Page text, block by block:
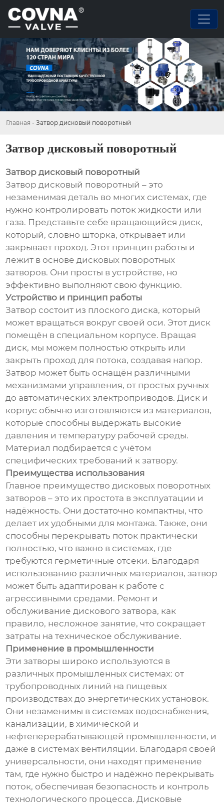
Главная - Затвор дисковый поворотный
Затвор дисковый поворотный
Затвор дисковый поворотный
Затвор дисковый поворотный – это
незаменимая деталь во многих системах, где
нужно контролировать поток жидкости или
газа. Представьте себе вращающийся диск,
который, словно шторка, открывает или
закрывает проход. Этот принцип работы и
лежит в основе дисковых поворотных
затворов. Они просты в устройстве, но
эффективно выполняют свою функцию.
Устройство и принцип работы
Затвор состоит из плоского диска, который
может вращаться вокруг своей оси. Этот диск
помещён в специальном корпусе. Вращая
диск, мы можем полностью открыть или
закрыть проход для потока, создавая напор.
Затвор может быть оснащён различными
механизмами управления, от простых ручных
до автоматических электроприводов. Диск и
корпус обычно изготовляются из материалов,
которые способны выдержать высокие
давления и температуру рабочей среды.
Материал подбирается с учётом
специфических требований к затвору.
Преимущества использования
Главное преимущество дисковых поворотных
затворов – это их простота в эксплуатации и
надёжность. Они достаточно компактны, что
делает их удобными для монтажа. Также, они
способны перекрывать поток практически
полностью, что важно в системах, где
требуются герметичные отсеки. Благодаря
использованию различных материалов, затвор
может быть адаптирован к работе с
агрессивными средами. Ремонт и
обслуживание дискового затвора, как
правило, несложное занятие, что сокращает
затраты на техническое обслуживание.
Применение в промышленности
Эти затворы широко используются в
различных промышленных системах: от
трубопроводных линий на пищевых
производствах до энергетических установок.
Они незаменимы в системах водоснабжения,
канализации, в химической и
нефтеперерабатывающей промышленности, и
даже в системах вентиляции. Благодаря своей
универсальности, они находят применение
там, где нужно быстро и надёжно перекрывать
поток, обеспечивая безопасность и контроль
технологического процесса. Дисковые